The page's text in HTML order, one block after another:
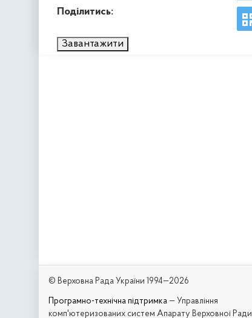
Поділитись:
Завантажити
© Верховна Рада України 1994—2026
Програмно-технічна підтримка — Управління
комп'ютеризованих систем Апарату Верховної Ради